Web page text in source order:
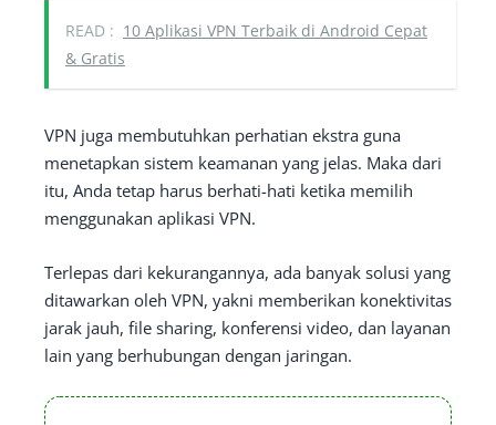
READ : 10 Aplikasi VPN Terbaik di Android Cepat
& Gratis
VPN juga membutuhkan perhatian ekstra guna
menetapkan sistem keamanan yang jelas. Maka dari
itu, Anda tetap harus berhati-hati ketika memilih
menggunakan aplikasi VPN.
Terlepas dari kekurangannya, ada banyak solusi yang
ditawarkan oleh VPN, yakni memberikan konektivitas
jarak jauh, file sharing, konferensi video, dan layanan
lain yang berhubungan dengan jaringan.